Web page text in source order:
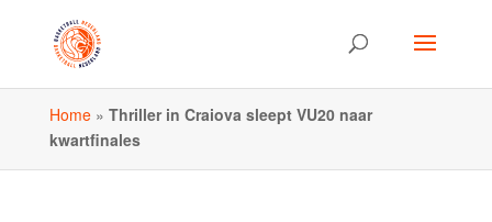
Home» Thriller in Craiova sleept VU20 naar
kwartfinales